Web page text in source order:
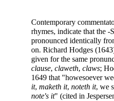
Contemporary
rhymes, indicate that the -
pronounced identically
on. Richard Hodges
given for the same
clause, claweth, claws;
1649 that "howesoever
it, maketh it, noteth it, we
note's it" (cited in